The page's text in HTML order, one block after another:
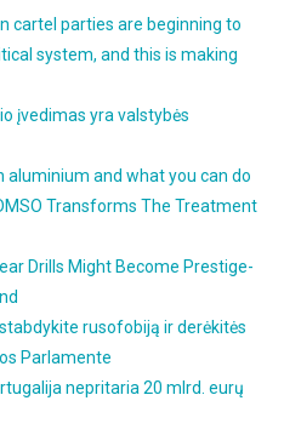
cartel parties are beginning to
system, and this is making
įvedimas yra valstybės
aluminium and what you can do
Transforms The Treatment
Drills Might Become Prestige-
rusofobiją ir derėkitės
Parlamente
nepritaria 20 mlrd. eurų